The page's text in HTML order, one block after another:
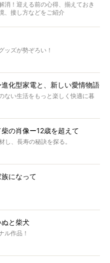
消！迎える前の心得、揃えておき
、接し方などをご紹介
ッズが勢ぞろい！
進化型家電と、新しい愛情物語
ない生活をもっと楽しく快適に暮
柴の肖像ー12歳を超えて
し、長寿の秘訣を探る。
族になって
ぬと柴犬
ル作品！